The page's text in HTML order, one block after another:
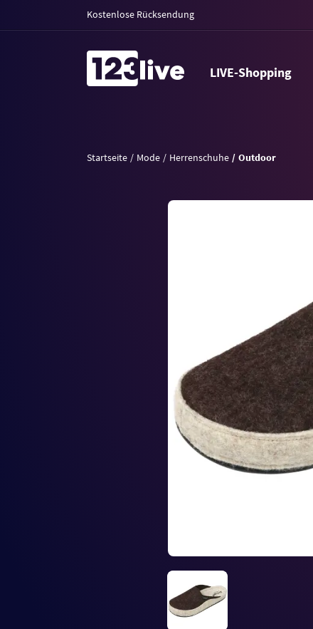
Kostenlose Rücksendung
LIVE-Shopping
Startseite Mode Herrenschuhe Outdoor